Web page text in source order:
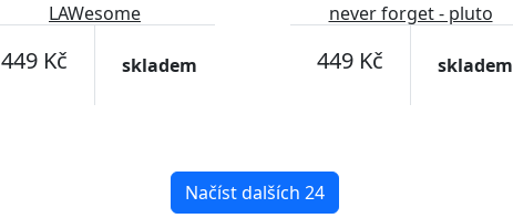
LAWesome
449 Kč skladem
never forget - pluto
449 Kč skladem
Načíst dalších 24